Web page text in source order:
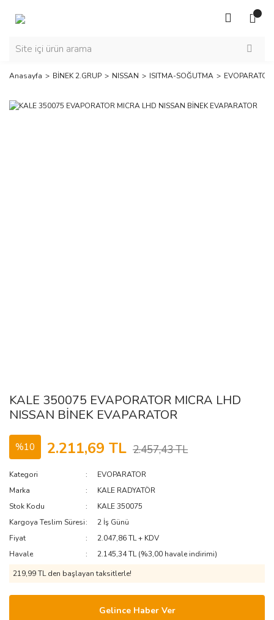
Anasayfa BİNEK 2.GRUP NISSAN ISITMA-SOĞUTMA EVOPARATOR
KALE 350075 EVAPORATOR MICRA LHD
NISSAN BİNEK EVAPARATOR
%10 2.211,69 TL 2.457,43 TL
Kategori
EVOPARATOR
Marka
KALE RADYATÖR
Stok Kodu
KALE 350075
Kargoya Teslim Süresi
2 İş Günü
Fiyat
2.047,86 TL + KDV
Havale
2.145,34 TL (%3,00 havale indirimi)
219,99 TL den başlayan taksitlerle!
Gelince Haber Ver